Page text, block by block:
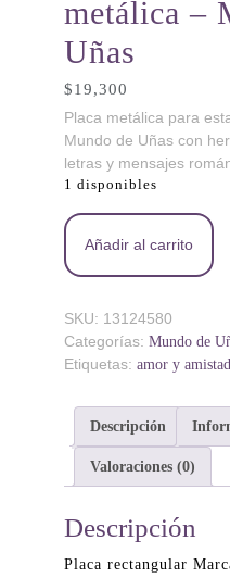
metálica –
Uñas
$19,300
Placa metálica para
Mundo de Uñas con
letras y mensajes
1 disponibles
AN Mix Amor 1 - Placa
cantidad
Añadir al carrito
SKU: 13124580
Categorías: Mundo de
Etiquetas: amor y amistad
Descripción
Valoraciones (0)
Descripción
Placa rectangular